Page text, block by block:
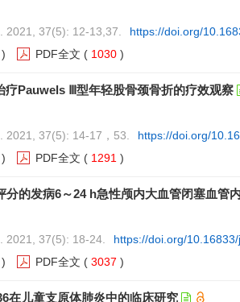
2021, 37(5): 12-13,37.
https://doi.org/
) PDF全文 ( 1030 )
疗Pauwels Ⅲ型年轻股骨颈骨折的疗效观察
2021, 37(5): 14-17，53.
https://doi.org/
) PDF全文 ( 1291 )
分的发病6～24 h急性颅内大血管闭塞血管
2021, 37(5): 18-24.
https://doi.org/
) PDF全文 ( 3037 )
在儿童支原体肺炎中的临床研究